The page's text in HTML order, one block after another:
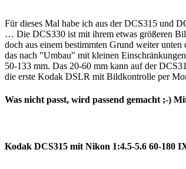
Für dieses Mal habe ich aus der DCS315 und
… Die DCS330 ist mit ihrem etwas größeren
doch aus einem bestimmten Grund weiter
das nach "Umbau" mit kleinen
50-133 mm. Das 20-60 mm kann auf der
die erste Kodak DSLR mit Bildkontrolle per
Was nicht passt, wird passend gemacht ;-)
Kodak DCS315 mit Nikon 1:4.5-5.6 60-180